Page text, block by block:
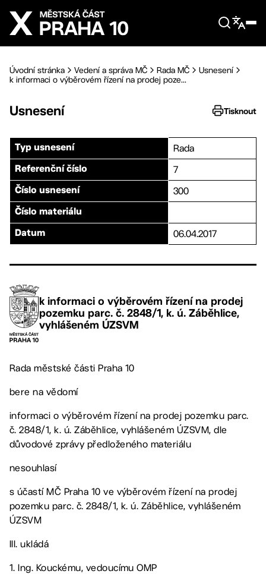
Přejít na hlavní obsah
Úvodní stránka Vedení a správa MČ Rada MČ
Usnesení
k informaci o výběrovém řízení na prodej poze...
Usnesení Tisknout
Typ usnesení Rada
Referenční číslo 7
Číslo usnesení 300
Číslo materiálu
Datum 06.04.2017
k informaci o výběrovém řízení na prodej
pozemku parc. č. 2848/1, k. ú. Záběhlice,
vyhlášeném ÚZSVM
Rada městské části Praha 10
bere na vědomí
informaci o výběrovém řízení na prodej pozemku parc.
č. 2848/1, k. ú. Záběhlice, vyhlášeném ÚZSVM, dle
důvodové zprávy předloženého materiálu
nesouhlasí
s účastí MČ Praha 10 ve výběrovém řízení na prodej
pozemku parc. č. 2848/1, k. ú. Záběhlice, vyhlášeném
ÚZSVM
III. ukládá
1. Ing. Kouckému, vedoucímu OMP